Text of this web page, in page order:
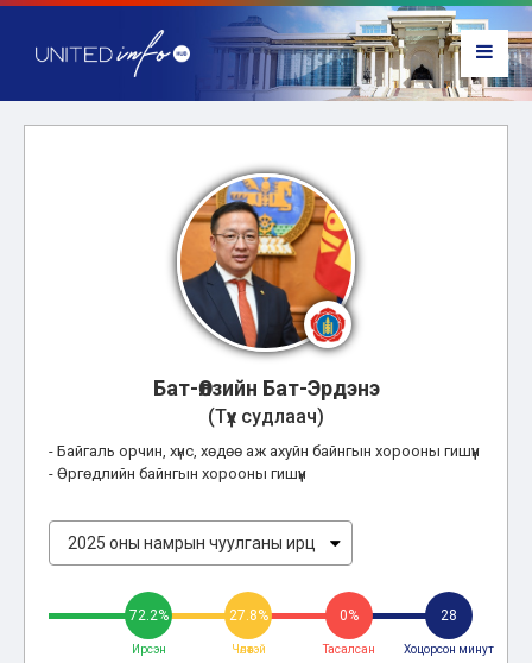
Бат-Өлзийн Бат-Эрдэнэ
(Түүх судлаач)
- Байгаль орчин, хүнс, хөдөө аж ахуйн байнгын хорооны гишүүн
- Өргөдлийн байнгын хорооны гишүүн
72.2%
Ирсэн
27.8%
Чөлөөтэй
0%
Тасалсан
28
Хоцорсон минут